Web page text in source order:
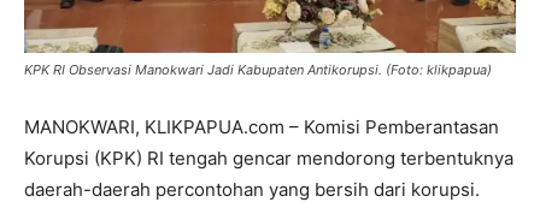
KPK RI Observasi Manokwari Jadi Kabupaten Antikorupsi. (Foto: klikpapua)
MANOKWARI, KLIKPAPUA.com – Komisi Pemberantasan
Korupsi (KPK) RI tengah gencar mendorong terbentuknya
daerah-daerah percontohan yang bersih dari korupsi.